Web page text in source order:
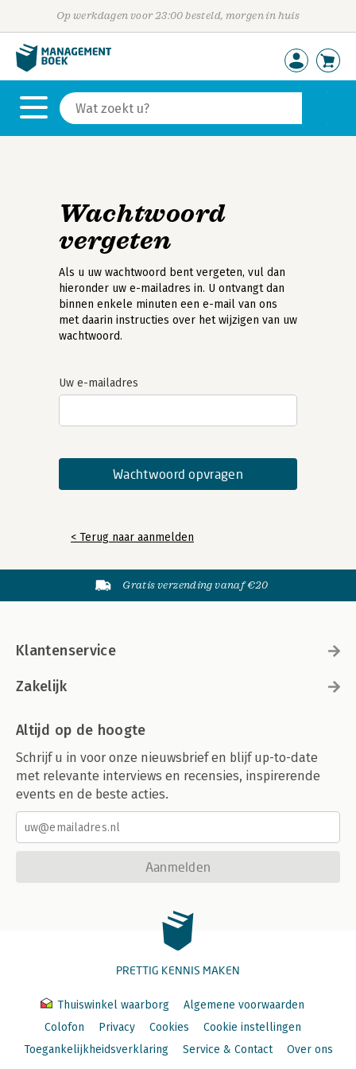
Op werkdagen voor 23:00 besteld, morgen in huis
Wachtwoord
vergeten
Als u uw wachtwoord bent vergeten, vul dan
hieronder uw e-mailadres in. U ontvangt dan
binnen enkele minuten een e-mail van ons
met daarin instructies over het wijzigen van uw
wachtwoord.
Uw e-mailadres
< Terug naar aanmelden
Gratis verzending vanaf €20
Klantenservice
Zakelijk
Altijd op de hoogte
Schrijf u in voor onze nieuwsbrief en blijf up-to-date
met relevante interviews en recensies, inspirerende
events en de beste acties.
Aanmelden
PRETTIG KENNIS MAKEN
Thuiswinkel waarborg
Algemene voorwaarden
Colofon
Privacy Cookies
Cookie instellingen
Toegankelijkheidsverklaring
Service & Contact Over ons